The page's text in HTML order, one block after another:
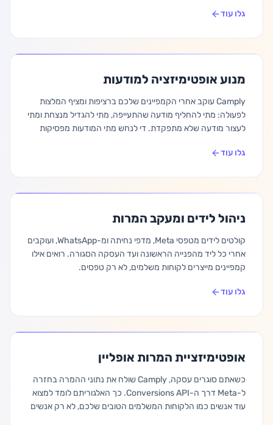
גלו עוד
מנוע אופטימיזציה למודעות
Camply עוקב אחרי הקמפיינים שלכם ברציפות ומציף המלצות
לפעולה: מתי להחליף מודעה שהתעייפה, מתי להגדיל מנצחת ומתי
לעצור מודעה שלא מתפקדת. די לנחש מתי המודעות מפסיקות
גלו עוד
ניהול לידים ומעקב המרות
קולטים לידים מטפסי Meta, מדפי נחיתה ומ-WhatsApp, ועוקבים
אחרי כל ליד מהפנייה הראשונה ועד העסקה הסגורה. רואים אילו
קמפיינים מייצרים לקוחות משלמים, לא רק טפסים.
גלו עוד
אופטימיזציית המרות אופליין
כשאתם סוגרים עסקה, Camply שולח את נתוני ההמרה בחזרה
ל-Meta דרך ה-Conversions API. כך האלגוריתם לומד למצוא
עוד אנשים כמו הלקוחות המשלמים הטובים שלכם, לא רק אנשים